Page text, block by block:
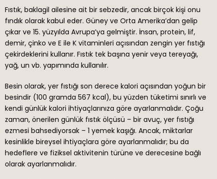
Fıstık, baklagil ailesine ait bir sebzedir, ancak birçok kişi onu
fındık olarak kabul eder. Güney ve Orta Amerika’dan gelip
çıkar ve 15. yüzyılda Avrupa’ya gelmiştir. İnsan, protein, lif,
demir, çinko ve E ile K vitaminleri açısından zengin yer fıstığı
çekirdeklerini kullanır. Fıstık tek başına yenir veya tereyağı,
yağ, un vb. yapımında kullanılır.
Besin olarak, yer fıstığı son derece kalori açısından yoğun bir
besindir (100 gramda 567 kcal), bu yüzden tüketimi sınırlı ve
kendi günlük kalori ihtiyaçlarınıza göre ayarlanmalıdır. Çoğu
zaman, önerilen günlük fıstık ölçüsü – bir avuç, yer fıstığı
ezmesi bahsediyorsak – 1 yemek kaşığı. Ancak, miktarlar
kesinlikle bireysel ihtiyaçlara göre ayarlanmalıdır; bu da
hedeflere ve fiziksel aktivitenin türüne ve derecesine bağlı
olarak ayarlanmalıdır.